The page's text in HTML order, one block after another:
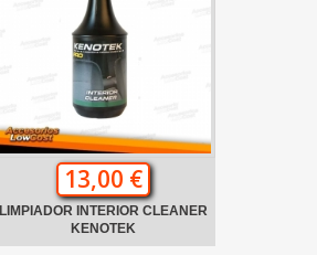
13,00 €
LIMPIADOR INTERIOR CLEANER
KENOTEK